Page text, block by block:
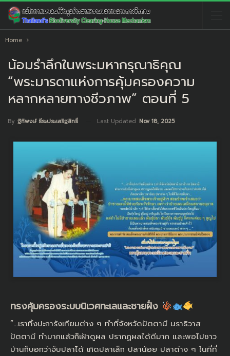
Home
น้อมรำลึกในพระมหากรุณาธิคุณ
“พระมารดาแห่งการคุ้มครองความ
หลากหลายทางชีวภาพ” ตอนที่ 5
By ฐิทิพงษ์ ธีระประเสริฐสิทธิ์ Last Updated Nov 18, 2025
ทรงคุ้มครองระบบนิเวศทะเลและชายฝั่ง
“…เราทิ้งปะการังเทียมต่าง ๆ ทำที่จังหวัดปัตตานี นราธิวาส
ปัตตานี ทำมากแล้วก็เฝ้าดูผล ปรากฏผลได้ดีมาก และพอไปชาว
บ้านก็บอกว่าจับปลาได้ เกิดปลาเล็ก ปลาน้อย ปลาต่าง ๆ ในที่ที่